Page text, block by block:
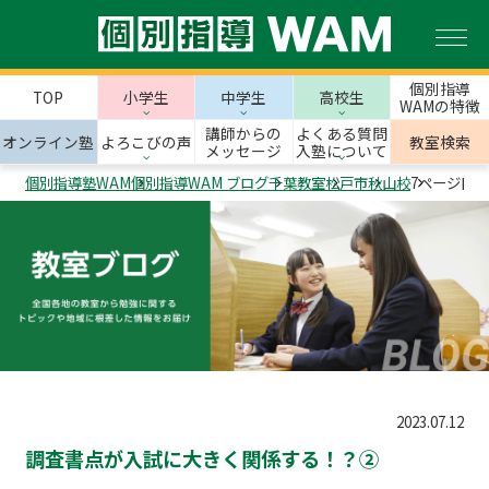
TOP 小学生 中学生 高校生
個別指導
WAMの特徴
オンライン塾 よろこびの声
講師からの
メッセージ
よくある質問
入塾について
教室検索
個別指導塾WAM個別指導WAM ブログ千葉教室松戸市秋山校7ページ目
2023.07.12
調査書点が入試に大きく関係する！？➁